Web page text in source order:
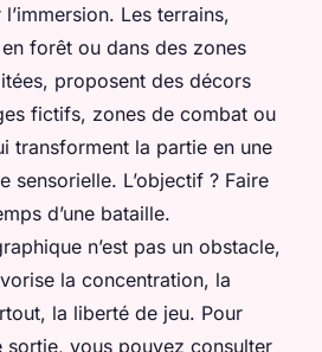
Les terrains,
forêt ou dans des zones
proposent des décors
fictifs, zones de combat ou
transforment la partie en une
sensorielle. L’objectif ? Faire
d’une bataille.
n’est pas un obstacle,
la concentration, la
la liberté de jeu. Pour
sortie, vous pouvez consulter